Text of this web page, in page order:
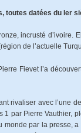
toutes datées du Ier
incrusté d’ivoire.
de l’actuelle
Fievet l’a
rivaliser avec l’une
par Pierre Vauthier,
monde par la presse,